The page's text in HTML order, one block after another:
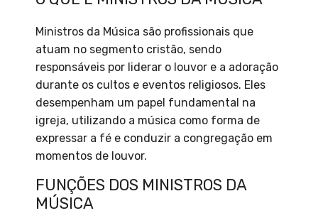
Ministros da Música são profissionais que
atuam no segmento cristão, sendo
responsáveis por liderar o louvor e a adoração
durante os cultos e eventos religiosos. Eles
desempenham um papel fundamental na
igreja, utilizando a música como forma de
expressar a fé e conduzir a congregação em
momentos de louvor.
FUNÇÕES DOS MINISTROS DA
MÚSICA